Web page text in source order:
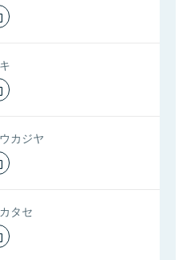
カジヤ
タセ